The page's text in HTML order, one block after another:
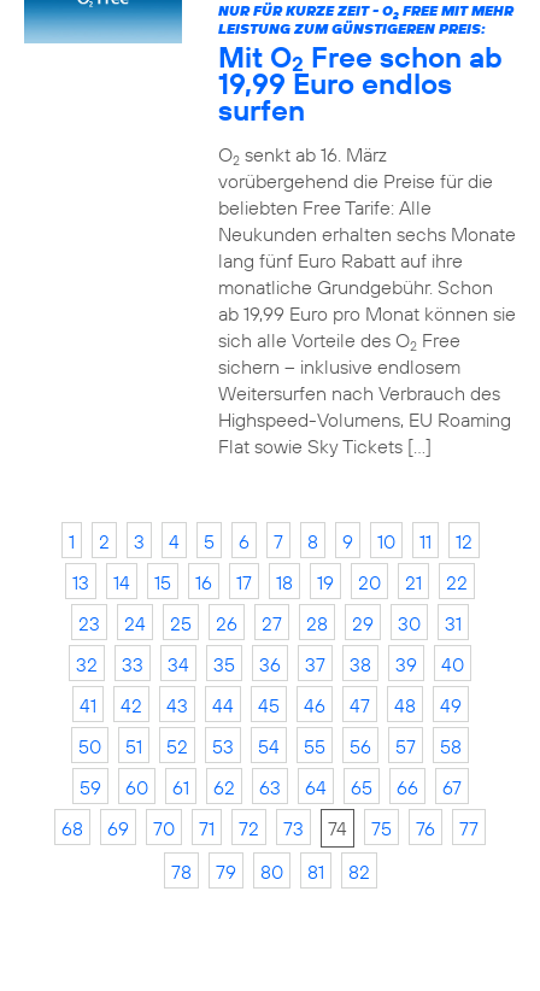
NUR FÜR KURZE ZEIT - O2FREE MIT MEHR
LEISTUNG ZUM GÜNSTIGEREN PREIS:
Mit O2 Free schon ab
19,99 Euro endlos
surfen
O2senkt ab 16. März
vorübergehend die Preise für die
beliebten Free Tarife: Alle
Neukunden erhalten sechs Monate
lang fünf Euro Rabatt auf ihre
monatliche Grundgebühr. Schon
ab 19,99 Euro pro Monat können sie
sich alle Vorteile des O2Free
sichern – inklusive endlosem
Weitersurfen nach Verbrauch des
Highspeed-Volumens, EU Roaming
Flat sowie Sky Tickets […]
1 2 3 4 5 6 7 8 9 10 11
12
13
14 15 16 17 18 19 20 21
22
23
24 25 26 27 28 29 30
31
32
33 34 35 36 37 38 39
40
41
42 43 44 45 46 47 48
49
50
51 52 53 54 55 56 57
58
59
60 61 62 63 64 65 66
67
68
69 70 71 72 73 74 75 76
77
78
79 80 81 82